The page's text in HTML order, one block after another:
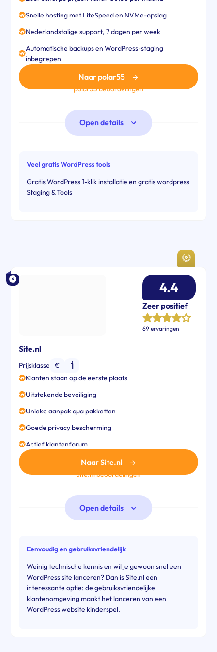
Snelle hosting met LiteSpeed en NVMe-opslag
Nederlandstalige support, 7 dagen per week
Automatische backups en WordPress-staging
inbegrepen
Naar polar55
polar55 beoordelingen
Open details
Veel gratis WordPress tools
Gratis WordPress 1-klik installatie en gratis wordpress
Staging & Tools
6
Site.nl
Prijsklasse
€
Klanten staan op de eerste plaats
Uitstekende beveiliging
Unieke aanpak qua pakketten
Goede privacy bescherming
Actief klantenforum
Zeer positief
69 ervaringen
4.4
Naar Site.nl
Site.nl beoordelingen
Open details
Eenvoudig en gebruiksvriendelijk
Weinig technische kennis en wil je gewoon snel een
WordPress site lanceren? Dan is Site.nl een
interessante optie: de gebruiksvriendelijke
klantenomgeving maakt het lanceren van een
WordPress website kinderspel.